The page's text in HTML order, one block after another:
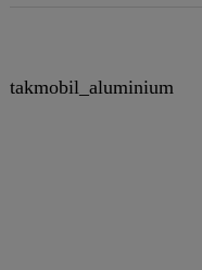
takmobil_aluminium